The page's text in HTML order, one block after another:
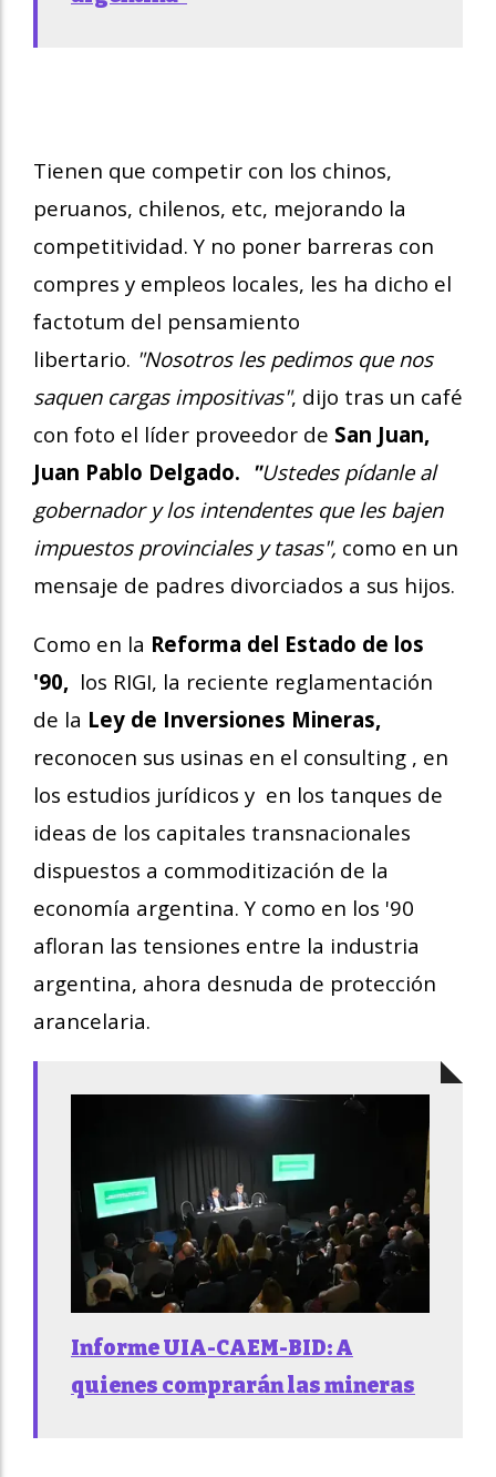
Tienen que competir con los chinos,
peruanos, chilenos, etc, mejorando la
competitividad. Y no poner barreras con
compres y empleos locales, les ha dicho el
factotum del pensamiento
libertario. "Nosotros les pedimos que nos
saquen cargas impositivas", dijo tras un café
con foto el líder proveedor de San Juan,
Juan Pablo Delgado. "Ustedes pídanle al
gobernador y los intendentes que les bajen
impuestos provinciales y tasas", como en un
mensaje de padres divorciados a sus hijos.
Como en la Reforma del Estado de los
'90, los RIGI, la reciente reglamentación
de la Ley de Inversiones Mineras,
reconocen sus usinas en el consulting , en
los estudios jurídicos y en los tanques de
ideas de los capitales transnacionales
dispuestos a commoditización de la
economía argentina. Y como en los '90
afloran las tensiones entre la industria
argentina, ahora desnuda de protección
arancelaria.
Informe UIA-CAEM-BID: A
quienes comprarán las mineras